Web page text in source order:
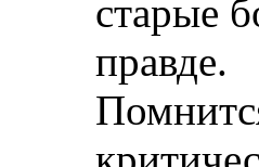
старые
правде.